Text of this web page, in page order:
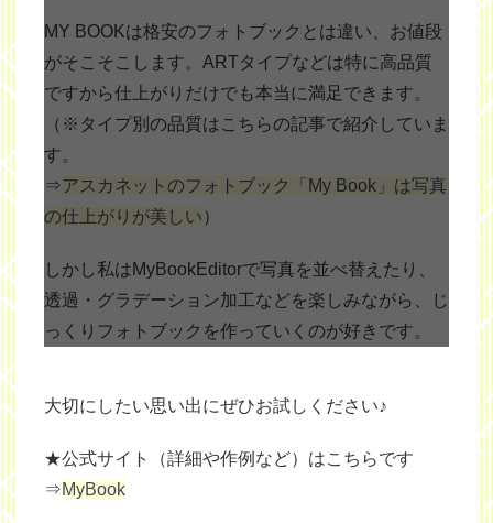
MY BOOKは格安のフォトブックとは違い、お値段
がそこそこします。ARTタイプなどは特に高品質
ですから仕上がりだけでも本当に満足できます。
（※タイプ別の品質はこちらの記事で紹介していま
す。
⇒アスカネットのフォトブック「My Book」は写真
の仕上がりが美しい）
しかし私はMyBookEditorで写真を並べ替えたり、
透過・グラデーション加工などを楽しみながら、じ
っくりフォトブックを作っていくのが好きです。
大切にしたい思い出にぜひお試しください♪
★公式サイト（詳細や作例など）はこちらです
⇒MyBook